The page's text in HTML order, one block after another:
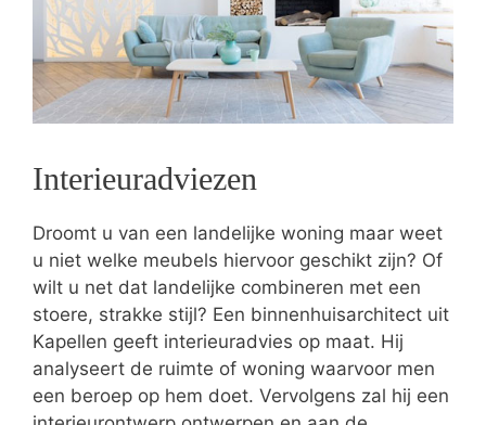
Interieuradviezen
Droomt u van een landelijke woning maar weet
u niet welke meubels hiervoor geschikt zijn? Of
wilt u net dat landelijke combineren met een
stoere, strakke stijl? Een binnenhuisarchitect uit
Kapellen geeft interieuradvies op maat. Hij
analyseert de ruimte of woning waarvoor men
een beroep op hem doet. Vervolgens zal hij een